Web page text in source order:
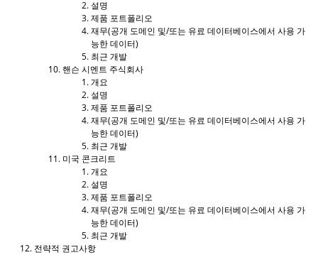
설명
제품 포트폴리오
재무(공개 도메인 및/또는 유료 데이터베이스에서 사용 가
능한 데이터)
최근 개발
핸슨 시멘트 주식회사
개요
설명
제품 포트폴리오
재무(공개 도메인 및/또는 유료 데이터베이스에서 사용 가
능한 데이터)
최근 개발
미국 콘크리트
개요
설명
제품 포트폴리오
재무(공개 도메인 및/또는 유료 데이터베이스에서 사용 가
능한 데이터)
최근 개발
전략적 권고사항